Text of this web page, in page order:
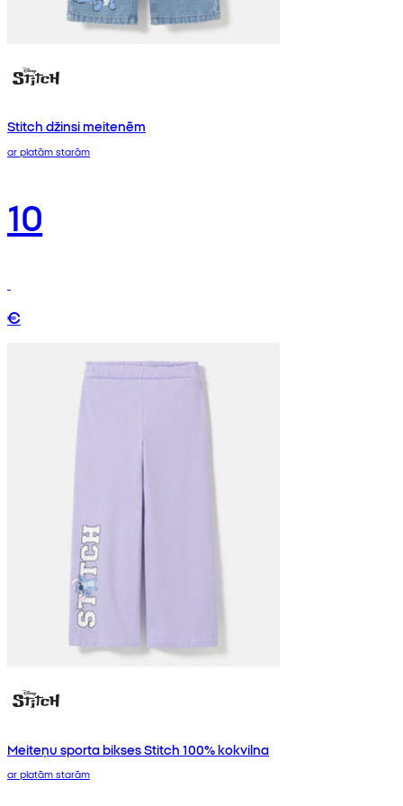
Stitch džinsi meitenēm
ar platām starām
10
€
Meiteņu sporta bikses Stitch 100% kokvilna
ar platām starām